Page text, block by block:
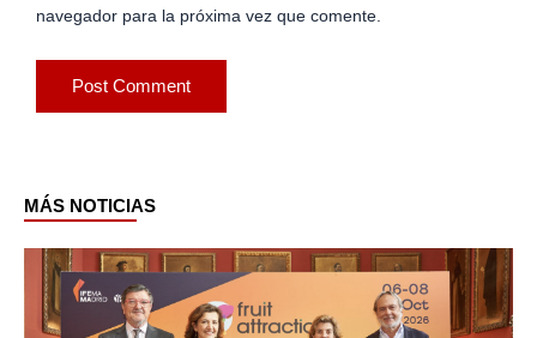
navegador para la próxima vez que comente.
MÁS NOTICIAS
PagePagePagePagePage Page